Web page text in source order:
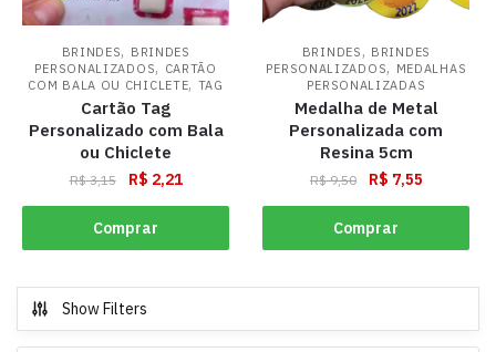
BRINDES, BRINDES
PERSONALIZADOS, CARTÃO
COM BALA OU CHICLETE, TAG
Cartão Tag
Personalizado com Bala
ou Chiclete
R$3,15 R$ 2,21
Comprar
BRINDES , BRINDES
PERSONALIZADOS, MEDALHAS
PERSONALIZADAS
Medalha de Metal
Personalizada com
Resina 5cm
R$9,50 R$ 7,55
Comprar
Show Filters